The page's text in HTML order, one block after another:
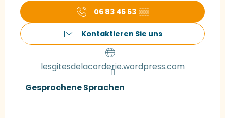
06 83 46 63 ▒▒
Kontaktieren Sie uns
lesgitesdelacorderie.wordpress.com
Gesprochene Sprachen
Gesprochene Sprachen